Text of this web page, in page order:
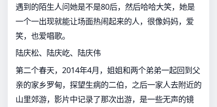
遇到的陌生人问她是不是80后，然后哈哈大笑，她是
一个一出现就能让场面热闹起来的人，很像妈妈，爱
笑，也爱唱歌。
陆庆松、陆庆屹、陆庆伟
第二个春天，2014年4月，姐姐和两个弟弟一起回到父
亲的家乡罗甸，探望生病的二伯，之后一家人去附近的
山里郊游，影片中记录了那次出游，是一些无声的镜